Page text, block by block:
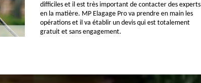
difficiles et il est très important de contacter des experts
en la matière. MP Elagage Pro va prendre en main les
opérations et il va établir un devis qui est totalement
gratuit et sans engagement.